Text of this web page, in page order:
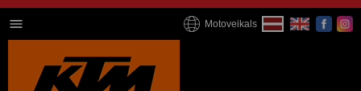
Motoveikals